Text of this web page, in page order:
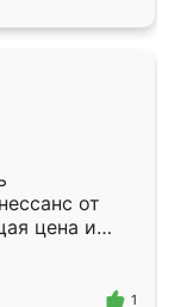
от
цена и
Приехавший
1